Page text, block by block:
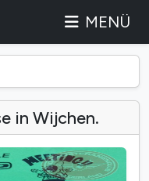
MENÜ
in Wijchen.